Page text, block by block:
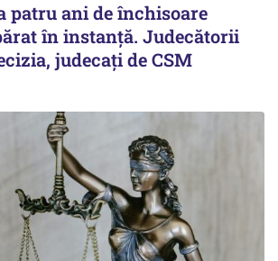
patru ani de închisoare
în instanță. Judecătorii
judecați de CSM